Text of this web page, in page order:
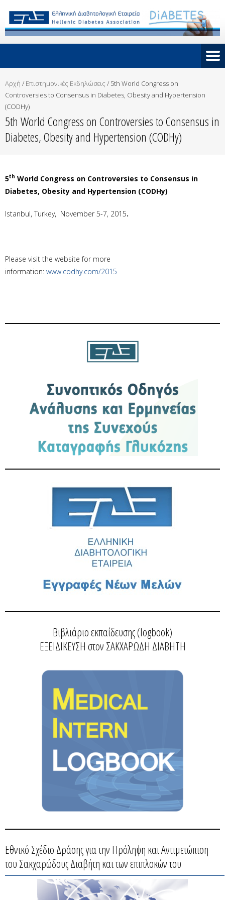
Αρχή / Επιστημονικές Εκδηλώσεις / 5th World Congress on
Controversies to Consensus in Diabetes, Obesity and Hypertension
(CODHy)
5th World Congress on Controversies to Consensus in
Diabetes, Obesity and Hypertension (CODHy)
5th World Congress on Controversies to Consensus in
Diabetes, Obesity and Hypertension (CODHy)
Istanbul, Turkey, November 5-7, 2015.
Please visit the website for more
information: www.codhy.com/2015
Βιβλιάριο εκπαίδευσης (logbook)
ΕΞΕΙΔΙΚΕΥΣΗ στον ΣΑΚΧΑΡΩΔΗ ΔΙΑΒΗΤΗ
Εθνικό Σχέδιο Δράσης για την Πρόληψη και Αντιμετώπιση
του Σακχαρώδους Διαβήτη και των επιπλοκών του